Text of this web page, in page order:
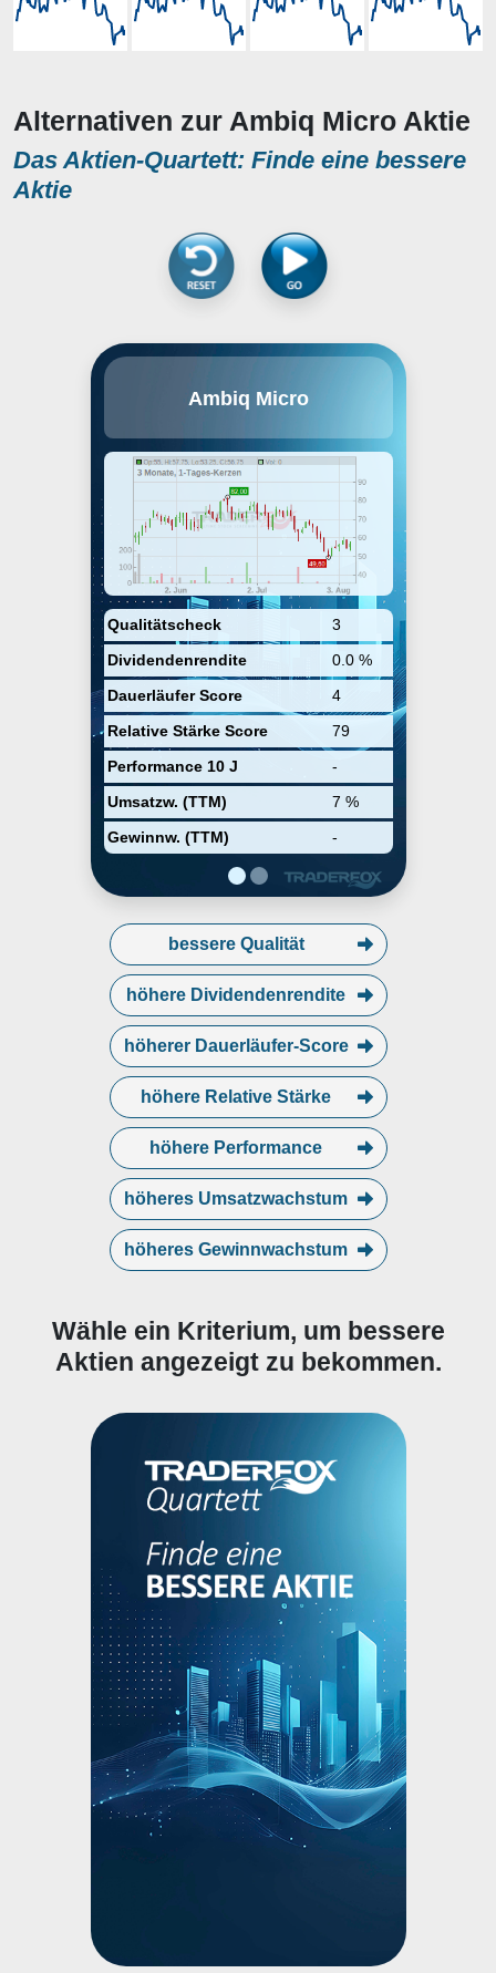
Alternativen zur Ambiq Micro Aktie
Das Aktien-Quartett: Finde eine bessere
Aktie
Ambiq Micro
Qualitätscheck
3
Dividendenrendite
0.0 %
Dauerläufer Score
4
Relative Stärke Score
79
Performance 10 J
-
Umsatzw. (TTM)
7 %
Gewinnw. (TTM)
-
bessere Qualität
höhere Dividendenrendite
höherer Dauerläufer-Score
höhere Relative Stärke
höhere Performance
höheres Umsatzwachstum
höheres Gewinnwachstum
Wähle ein Kriterium, um bessere
Aktien angezeigt zu bekommen.